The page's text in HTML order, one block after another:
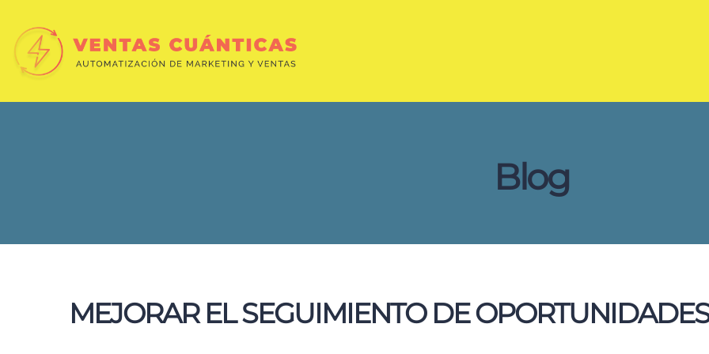
Blog
MEJORAR EL SEGUIMIENTO DE OPORTUNIDADES